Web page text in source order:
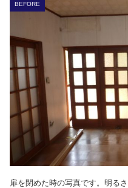
BEFORE
扉を閉めた時の写真です。明る